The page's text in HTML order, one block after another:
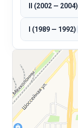
II (2002 — 2004)
I (1989 — 1992)